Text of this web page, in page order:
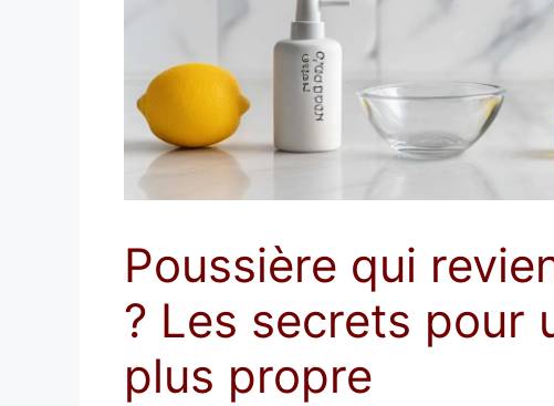
Poussière qui
? Les secrets pour
plus propre